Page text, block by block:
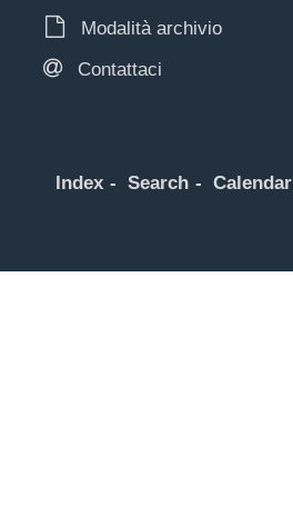
Modalità archivio
Contattaci
Index Search Calendar